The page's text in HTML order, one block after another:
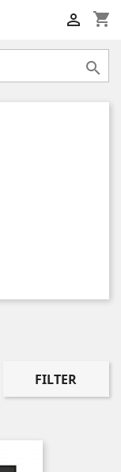
shopping_cart


FILTER